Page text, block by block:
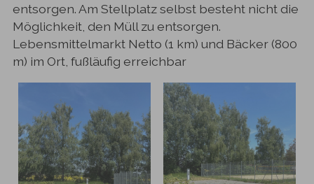
entsorgen. Am Stellplatz selbst besteht nicht die
Möglichkeit, den Müll zu entsorgen.
Lebensmittelmarkt Netto (1 km) und Bäcker (800
m) im Ort, fußläufig erreichbar